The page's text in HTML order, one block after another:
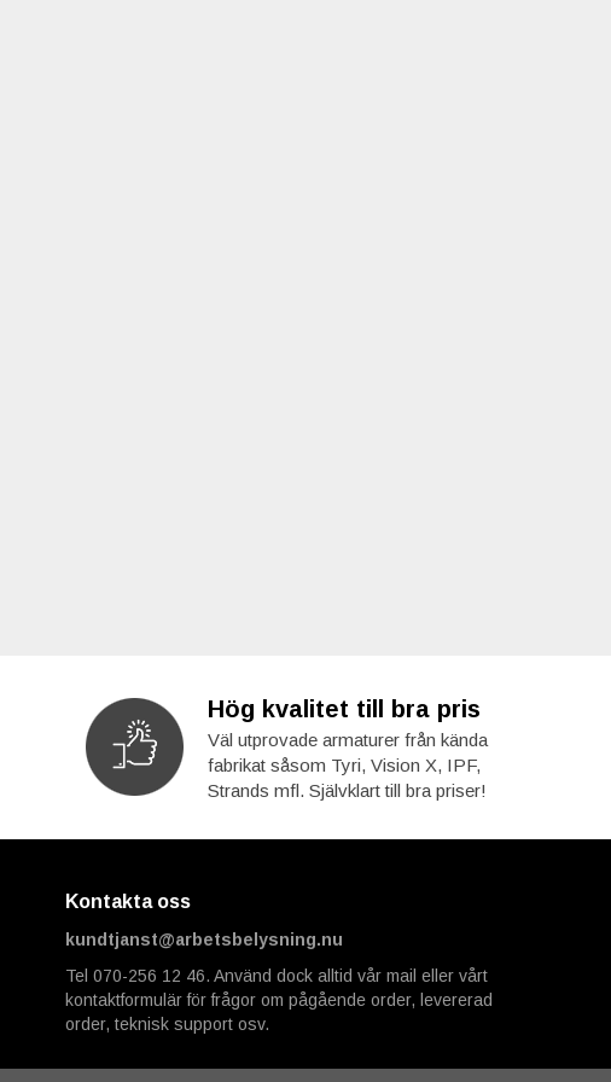
Hög kvalitet till bra pris
Väl utprovade armaturer från kända
fabrikat såsom Tyri, Vision X, IPF,
Strands mfl. Självklart till bra priser!
Kontakta oss
kundtjanst@arbetsbelysning.nu
Tel 070-256 12 46. Använd dock alltid vår mail eller vårt
kontaktformulär för frågor om pågående order, levererad
order, teknisk support osv.